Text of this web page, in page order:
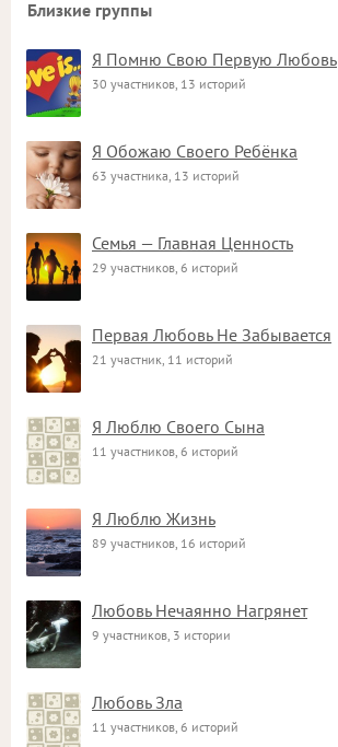
Близкие группы
Я Помню Свою Первую Любовь
30 участников, 13 историй
Я Обожаю Своего Ребёнка
63 участника, 13 историй
Семья — Главная Ценность
29 участников, 6 историй
Первая Любовь Не Забывается
21 участник, 11 историй
Я Люблю Своего Сына
11 участников, 6 историй
Я Люблю Жизнь
89 участников, 16 историй
Любовь Нечаянно Нагрянет
9 участников, 3 истории
Любовь Зла
11 участников, 6 историй